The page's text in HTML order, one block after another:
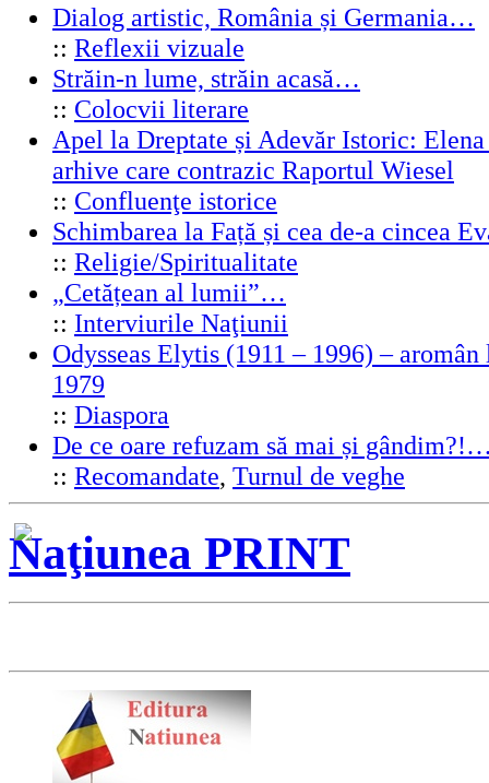
Dialog artistic, România și Germania…
:: Reflexii vizuale
Străin-n lume, străin acasă…
:: Colocvii literare
Apel la Dreptate și Adevăr Istoric:
arhive care contrazic Raportul Wiesel
:: Confluenţe istorice
Schimbarea la Față și cea de-a cincea
:: Religie/Spiritualitate
„Cetățean al lumii”…
:: Interviurile Naţiunii
Odysseas Elytis (1911 – 1996) –
1979
:: Diaspora
De ce oare refuzam să mai și
:: Recomandate, Turnul de veghe
Naţiunea PRINT